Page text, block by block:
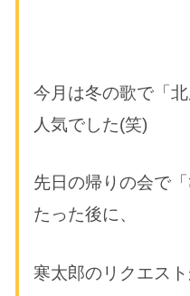
今月は冬の歌で「
人気でした(笑)
先日の帰りの会で
たった後に、
寒太郎のリクエス